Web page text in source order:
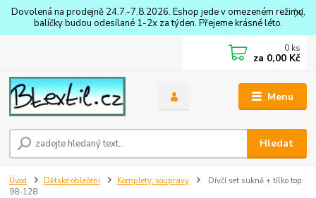
Dovolená na prodejně 24.7.-7.8.2026. Eshop jede v omezeném režimu,
balíčky budou odesílané 1-2x za týden. Přejeme krásné léto.
Menu
Hledat
0 ks
za 0,00 Kč
Úvod Dětské oblečení Komplety, soupravy
Dívčí set sukně + tílko top
98-128